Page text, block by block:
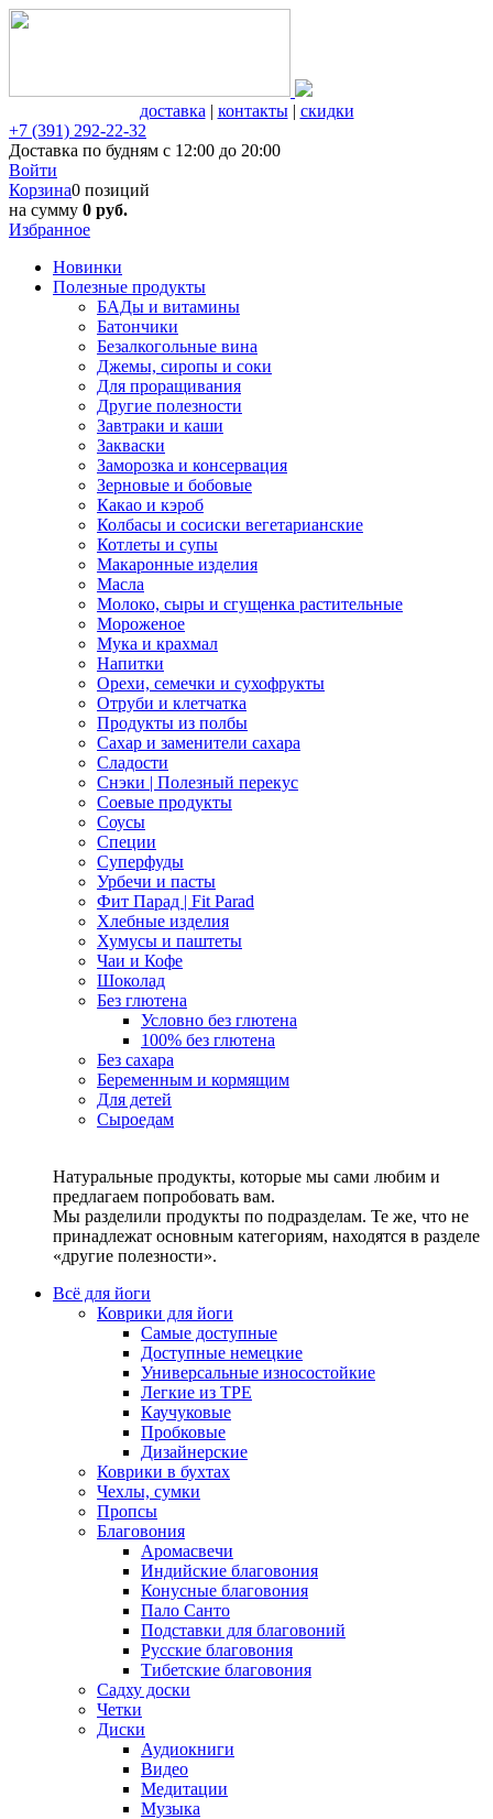
доставка | контакты| скидки
+7 (391) 292-22-32
Доставка по будням с 12:00 до 20:00
Войти
Корзина0 позиций
на сумму 0 руб.
Избранное
Новинки
Полезные продукты
БАДы и витамины
Батончики
Безалкогольные вина
Джемы, сиропы и соки
Для проращивания
Другие полезности
Завтраки и каши
Закваски
Заморозка и консервация
Зерновые и бобовые
Какао и кэроб
Колбасы и сосиски вегетарианские
Котлеты и супы
Макаронные изделия
Масла
Молоко, сыры и сгущенка растительные
Мороженое
Мука и крахмал
Напитки
Орехи, семечки и сухофрукты
Отруби и клетчатка
Продукты из полбы
Сахар и заменители сахара
Сладости
Снэки | Полезный перекус
Соевые продукты
Соусы
Специи
Суперфуды
Урбечи и пасты
Фит Парад | Fit Parad
Хлебные изделия
Хумусы и паштеты
Чаи и Кофе
Шоколад
Без глютена
Условно без глютена
100% без глютена
Без сахара
Беременным и кормящим
Для детей
Сыроедам
Натуральные продукты, которые мы сами любим и
предлагаем попробовать вам.
Мы разделили продукты по подразделам. Те же, что не
принадлежат основным категориям, находятся в разделе
«другие полезности».
Всё для йоги
Коврики для йоги
Самые доступные
Доступные немецкие
Универсальные износостойкие
Легкие из TPE
Каучуковые
Пробковые
Дизайнерские
Коврики в бухтах
Чехлы, сумки
Пропсы
Благовония
Аромасвечи
Индийские благовония
Конусные благовония
Пало Санто
Подставки для благовоний
Русские благовония
Тибетские благовония
Садху доски
Четки
Диски
Аудиокниги
Видео
Медитации
Музыка